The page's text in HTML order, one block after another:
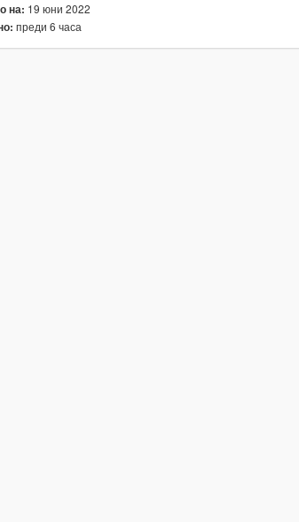
на: 19 юни 2022
преди 6 часа